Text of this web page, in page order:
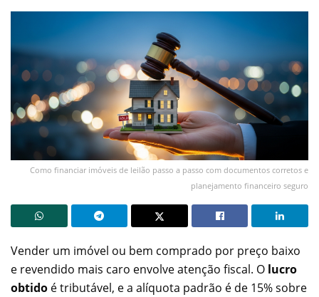
Como financiar imóveis de leilão passo a passo com documentos corretos e
planejamento financeiro seguro
Vender um imóvel ou bem comprado por preço baixo
e revendido mais caro envolve atenção fiscal. O lucro
obtido é tributável, e a alíquota padrão é de 15% sobre